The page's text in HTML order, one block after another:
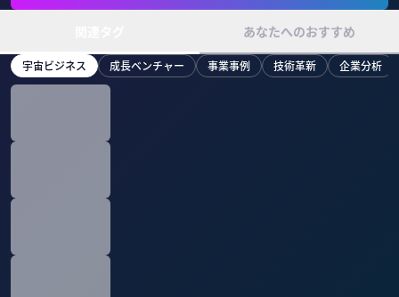
あなたへのおすすめ
宇宙ビジネス 成長ベンチャー 事業事例 技術革新 企業分析